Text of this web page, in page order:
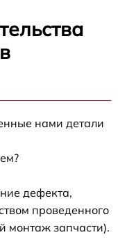
нами детали
дефекта,
проведенного
монтаж запчасти).